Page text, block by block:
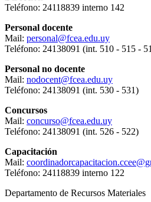
Teléfono: 24118839 interno 142
Personal docente
Mail: personal@fcea.edu.uy
Teléfono: 24138091 (int. 510 - 515 -
Personal no docente
Mail: nodocent@fcea.edu.uy
Teléfono: 24138091 (int. 530 - 531)
Concursos
Mail: concurso@fcea.edu.uy
Teléfono: 24138091 (int. 526 - 522)
Capacitación
Mail:
Teléfono: 24118839 interno 122
Departamento de Recursos Materiales